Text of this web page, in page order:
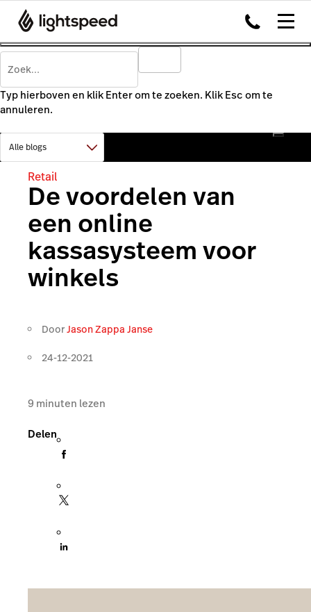
Typ hierboven en klik Enter om te zoeken. Klik Esc om te
annuleren.
Retail
De voordelen van
een online
kassasysteem voor
winkels
DoorJason Zappa Janse
24-12-2021
9 minuten lezen
Delen